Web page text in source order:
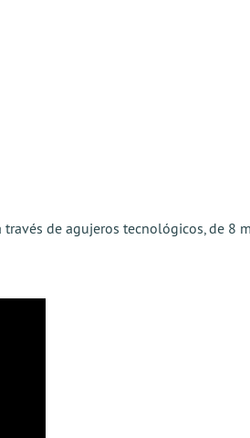
de agujeros tecnológicos, de 8